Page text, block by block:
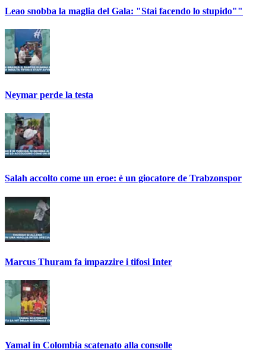
Leao snobba la maglia del Gala: "Stai facendo lo stupido""
Neymar perde la testa
Salah accolto come un eroe: è un giocatore de Trabzonspor
Marcus Thuram fa impazzire i tifosi Inter
Yamal in Colombia scatenato alla consolle